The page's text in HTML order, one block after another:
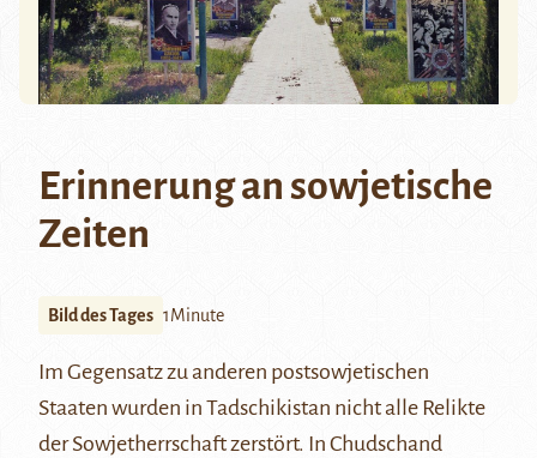
Erinnerung an sowjetische
Zeiten
Bild des Tages 1Minute
Im Gegensatz zu anderen postsowjetischen
Staaten wurden in Tadschikistan nicht alle Relikte
der Sowjetherrschaft zerstört. In Chudschand